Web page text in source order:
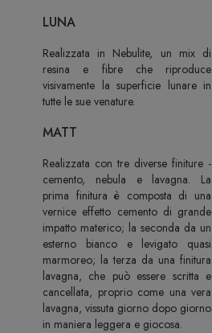
LUNA
Realizzata in Nebulite, un mix di
resina e fibre che riproduce
visivamente la superficie lunare in
tutte le sue venature.
MATT
Realizzata con tre diverse finiture -
cemento, nebula e lavagna. La
prima finitura è composta di una
vernice effetto cemento di grande
impatto materico; la seconda da un
esterno bianco e levigato quasi
marmoreo; la terza da una finitura
lavagna, che può essere scritta e
cancellata, proprio come una vera
lavagna, vissuta giorno dopo giorno
in maniera leggera e giocosa.